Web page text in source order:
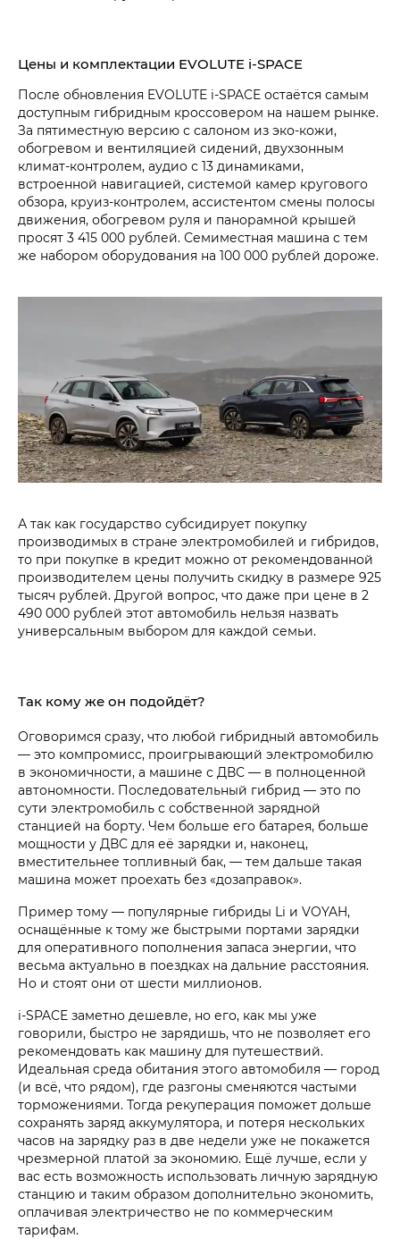
Цены и комплектации EVOLUTE i‑SPACE
После обновления EVOLUTE i‑SPACE остаётся самым
доступным гибридным кроссовером на нашем рынке.
За пятиместную версию с салоном из эко-кожи,
обогревом и вентиляцией сидений, двухзонным
климат-контролем, аудио с 13 динамиками,
встроенной навигацией, системой камер кругового
обзора, круиз-контролем, ассистентом смены полосы
движения, обогревом руля и панорамной крышей
просят 3 415 000 рублей. Семиместная машина с тем
же набором оборудования на 100 000 рублей дороже.
А так как государство субсидирует покупку
производимых в стране электромобилей и гибридов,
то при покупке в кредит можно от рекомендованной
производителем цены получить скидку в размере 925
тысяч рублей. Другой вопрос, что даже при цене в 2
490 000 рублей этот автомобиль нельзя назвать
универсальным выбором для каждой семьи.
Так кому же он подойдёт?
Оговоримся сразу, что любой гибридный автомобиль
— это компромисс, проигрывающий электромобилю
в экономичности, а машине с ДВС — в полноценной
автономности. Последовательный гибрид — это по
сути электромобиль с собственной зарядной
станцией на борту. Чем больше его батарея, больше
мощности у ДВС для её зарядки и, наконец,
вместительнее топливный бак, — тем дальше такая
машина может проехать без «дозаправок».
Пример тому — популярные гибриды Li и VOYAH,
оснащённые к тому же быстрыми портами зарядки
для оперативного пополнения запаса энергии, что
весьма актуально в поездках на дальние расстояния.
Но и стоят они от шести миллионов.
i‑SPACE заметно дешевле, но его, как мы уже
говорили, быстро не зарядишь, что не позволяет его
рекомендовать как машину для путешествий.
Идеальная среда обитания этого автомобиля — город
(и всё, что рядом), где разгоны сменяются частыми
торможениями. Тогда рекуперация поможет дольше
сохранять заряд аккумулятора, и потеря нескольких
часов на зарядку раз в две недели уже не покажется
чрезмерной платой за экономию. Ещё лучше, если у
вас есть возможность использовать личную зарядную
станцию и таким образом дополнительно экономить,
оплачивая электричество не по коммерческим
тарифам.